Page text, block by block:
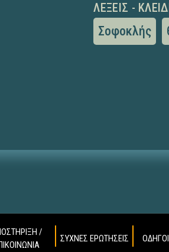
ΛΈΞΕΙΣ -
Σοφοκλής
/
ΣΥΧΝΕΣ ΕΡΩΤΗΣΕΙΣ